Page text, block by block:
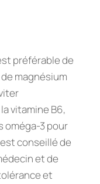
préférable de
magnésium
vitamine B6,
oméga-3 pour
conseillé de
et de
et